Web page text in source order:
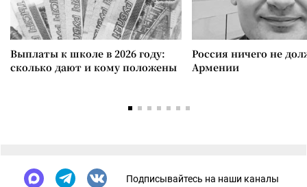
Выплаты к школе в 2026 году:
сколько дают и кому положены
Россия ничего не
Армении
Подписывайтесь на наши каналы